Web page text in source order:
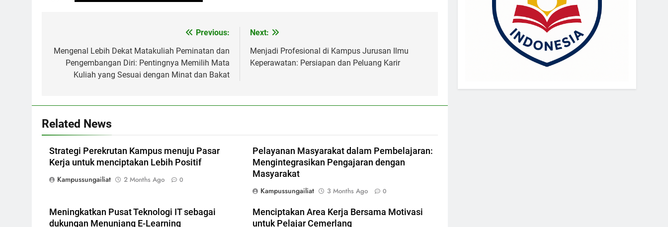
navigation
Previous:
Mengenal Lebih Dekat Matakuliah Peminatan dan
Pengembangan Diri: Pentingnya Memilih Mata
Kuliah yang Sesuai dengan Minat dan Bakat
Next:
Menjadi Profesional di Kampus Jurusan Ilmu
Keperawatan: Persiapan dan Peluang Karir
Related News
Strategi Perekrutan Kampus menuju Pasar
Kerja untuk menciptakan Lebih Positif
Kampussungailiat
2 Months Ago 0
Pelayanan Masyarakat dalam Pembelajaran:
Mengintegrasikan Pengajaran dengan
Masyarakat
Kampussungailiat
3 Months Ago 0
Meningkatkan Pusat Teknologi IT sebagai
dukungan Menunjang E-Learning
Menciptakan Area Kerja Bersama Motivasi
untuk Pelajar Cemerlang